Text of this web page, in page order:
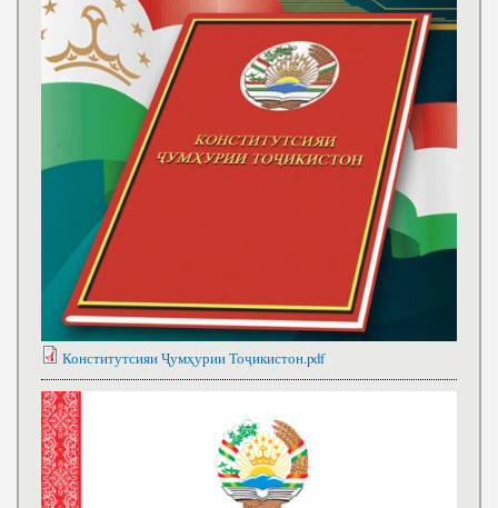
Конститутсияи Ҷумҳурии Тоҷикистон.pdf